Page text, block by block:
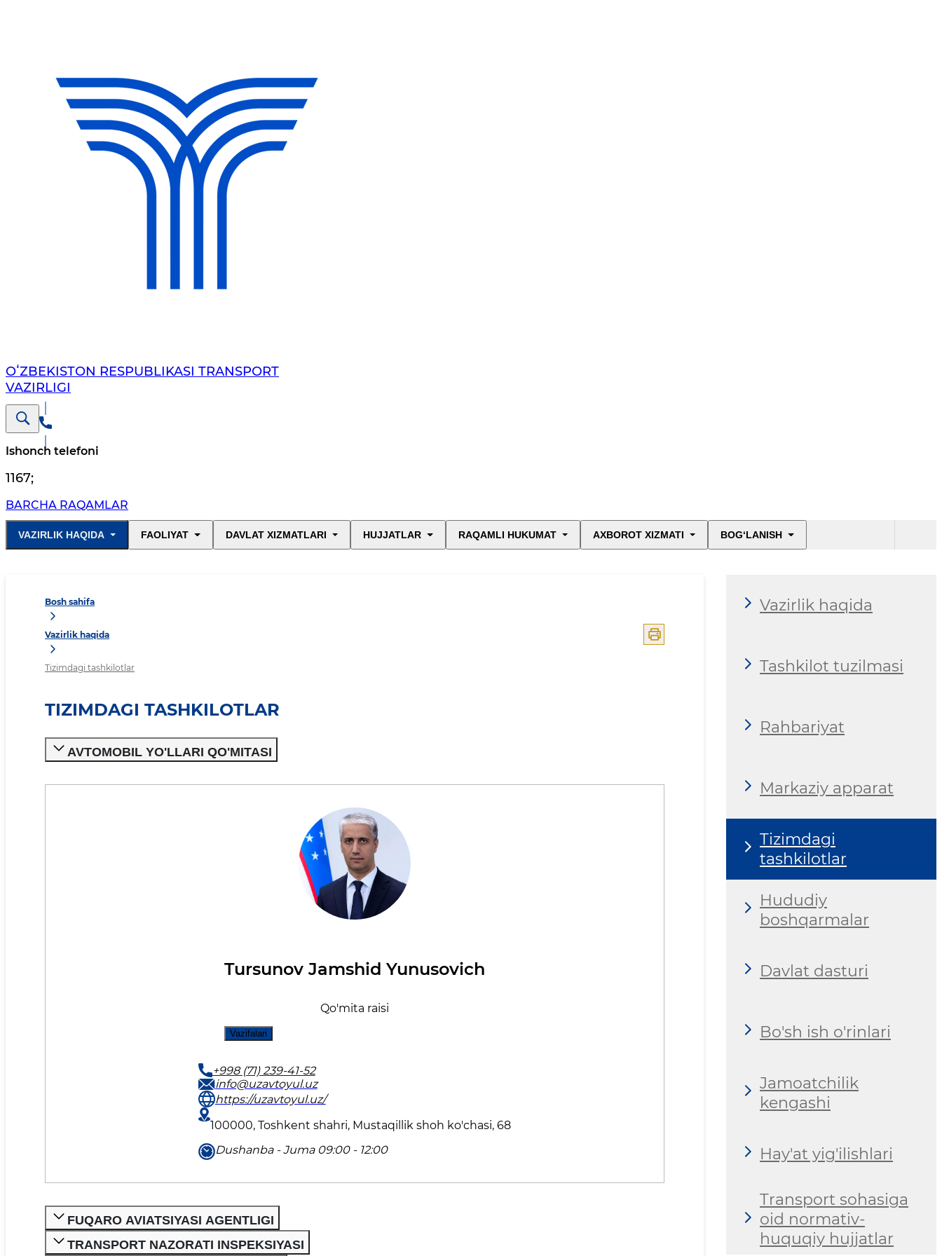
OʻZBEKISTON RESPUBLIKASI TRANSPORT
VAZIRLIGI
Ishonch telefoni
1167;
BARCHA RAQAMLAR
VAZIRLIK HAQIDA FAOLIYAT DAVLAT XIZMATLARI HUJJATLAR RAQAMLI HUKUMAT AXBOROT XIZMATI BOG‘LANISH
Bosh sahifa
Vazirlik haqida
Tizimdagi tashkilotlar
TIZIMDAGI TASHKILOTLAR
AVTOMOBIL YO'LLARI QO'MITASI
Tursunov Jamshid Yunusovich
Qo'mita raisi
Vazifalari
+998 (71) 239-41-52
info@uzavtoyul.uz
https://uzavtoyul.uz/
100000, Toshkent shahri, Mustaqillik shoh ko'chasi, 68
Dushanba - Juma 09:00 - 12:00
FUQARO AVIATSIYASI AGENTLIGI
TRANSPORT NAZORATI INSPEKSIYASI
Vazirlik haqida
Tashkilot tuzilmasi
Rahbariyat
Markaziy apparat
Tizimdagi
tashkilotlar
Hududiy
boshqarmalar
Davlat dasturi
Bo'sh ish o'rinlari
Jamoatchilik
kengashi
Hay'at yig'ilishlari
Transport sohasiga
oid normativ-
huquqiy hujjatlar